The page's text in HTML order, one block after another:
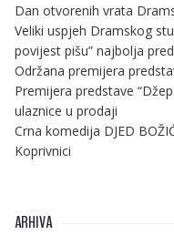
Dan otvorenih vrata
Veliki uspjeh Dramskog
povijest pišu” najbolja
Održana premijera
Premijera predstave
ulaznice u prodaji
Crna komedija DJED
Koprivnici
ARHIVA